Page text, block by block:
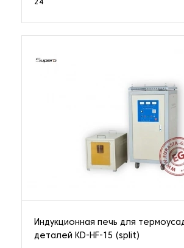
24
Индукционная печь для
деталей KD-HF-15 (split)